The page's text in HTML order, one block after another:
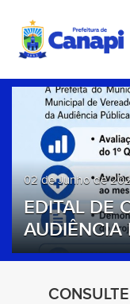
02 de Junho de
EDITAL DE
AUDIÊNCIA